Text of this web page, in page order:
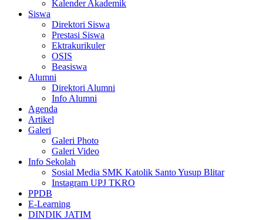
Kalender Akademik
Siswa
Direktori Siswa
Prestasi Siswa
Ektrakurikuler
OSIS
Beasiswa
Alumni
Direktori Alumni
Info Alumni
Agenda
Artikel
Galeri
Galeri Photo
Galeri Video
Info Sekolah
Sosial Media SMK Katolik Santo Yusup Blitar
Instagram UPJ TKRO
PPDB
E-Learning
DINDIK JATIM